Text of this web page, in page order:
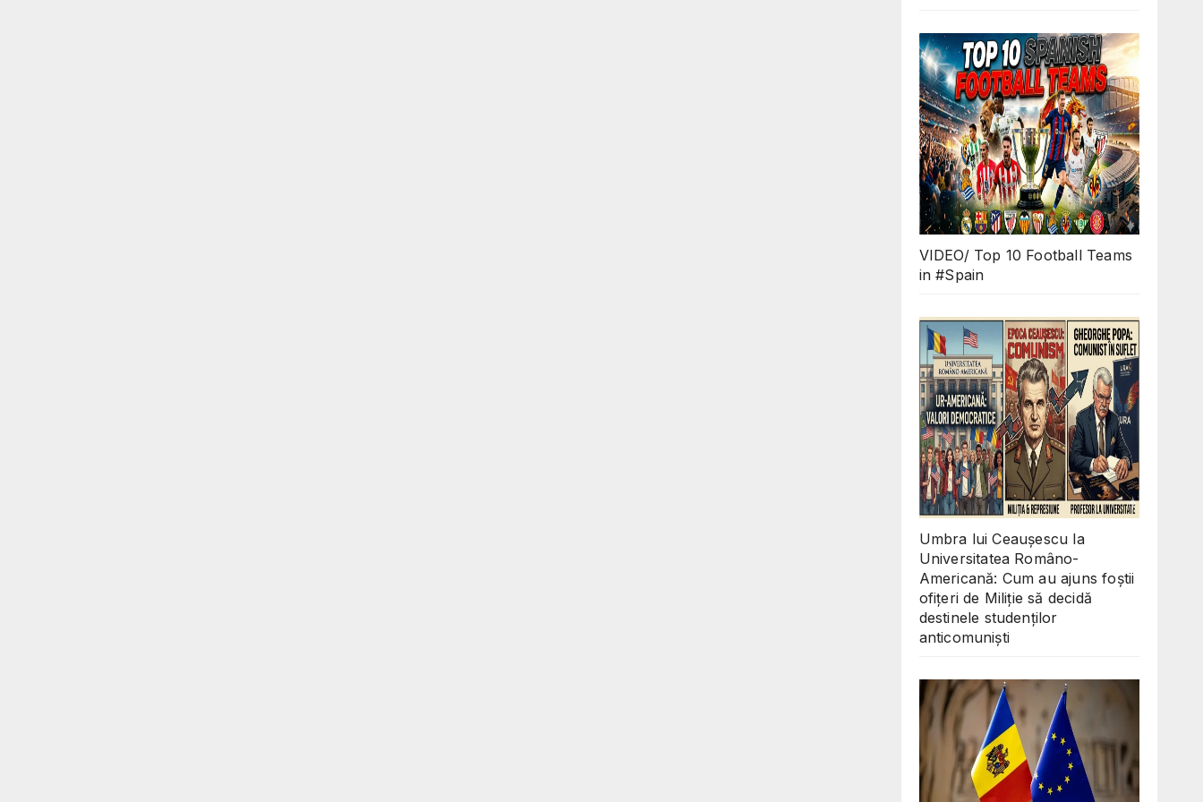
VIDEO/ Top 10 Football Teams
in #Spain
Umbra lui Ceaușescu la
Universitatea Româno-
Americană: Cum au ajuns foștii
ofițeri de Miliție să decidă
destinele studenților
anticomuniști